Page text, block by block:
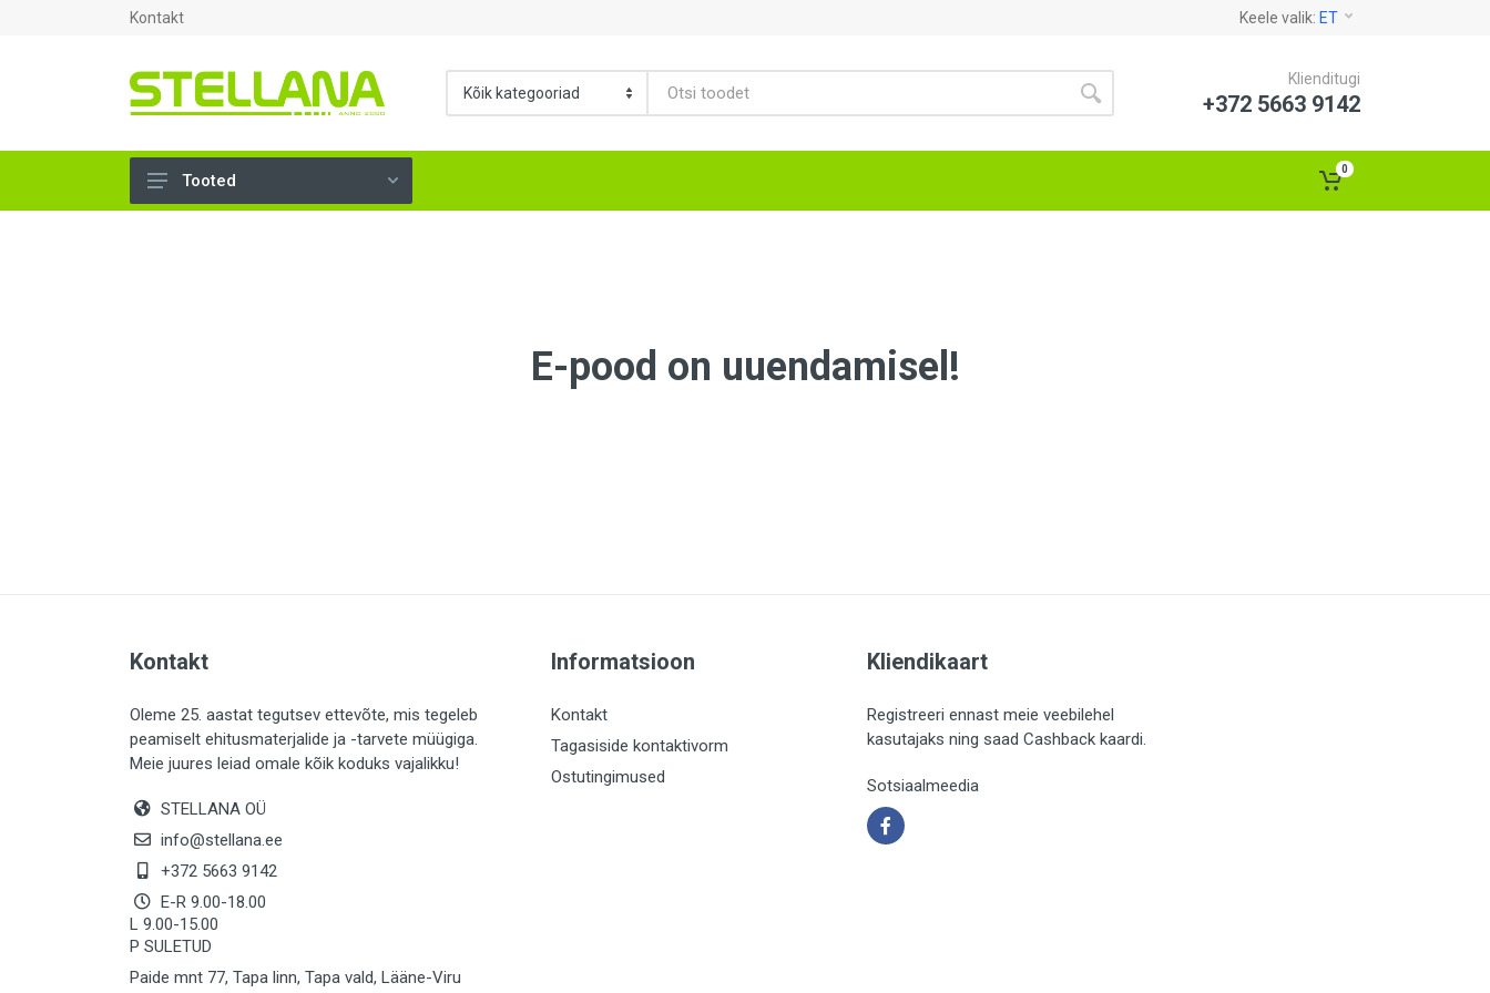
Kontakt Keele valik: ET
Klienditugi
+372 5663 9142
LIISTUD (183)
KIVID (31)
KATTED (133)
MAALRITARBED (1029)
SOOJUSTUS (15)
KEEMIA (222)
TÖÖRIIDED (117)
SAUN (8)
Tooted
0
E-pood on uuendamisel!
Kontakt
Oleme 25. aastat tegutsev ettevõte, mis tegeleb
peamiselt ehitusmaterjalide ja -tarvete müügiga.
Meie juures leiad omale kõik koduks vajalikku!
STELLANA OÜ
info@stellana.ee
+372 5663 9142
E-R 9.00-18.00
L 9.00-15.00
P SULETUD
Paide mnt 77, Tapa linn, Tapa vald, Lääne-Viru
Informatsioon
Kontakt
Tagasiside kontaktivorm
Ostutingimused
Kliendikaart
Registreeri ennast meie veebilehel
kasutajaks ning saad Cashback kaardi.
Sotsiaalmeedia